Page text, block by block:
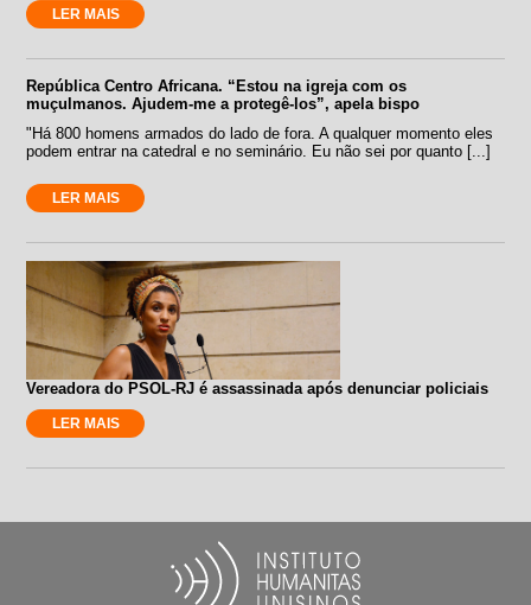
LER MAIS
República Centro Africana. “Estou na igreja com os
muçulmanos. Ajudem-me a protegê-los”, apela bispo
"Há 800 homens armados do lado de fora. A qualquer momento eles
podem entrar na catedral e no seminário. Eu não sei por quanto [...]
LER MAIS
Vereadora do PSOL-RJ é assassinada após denunciar policiais
LER MAIS